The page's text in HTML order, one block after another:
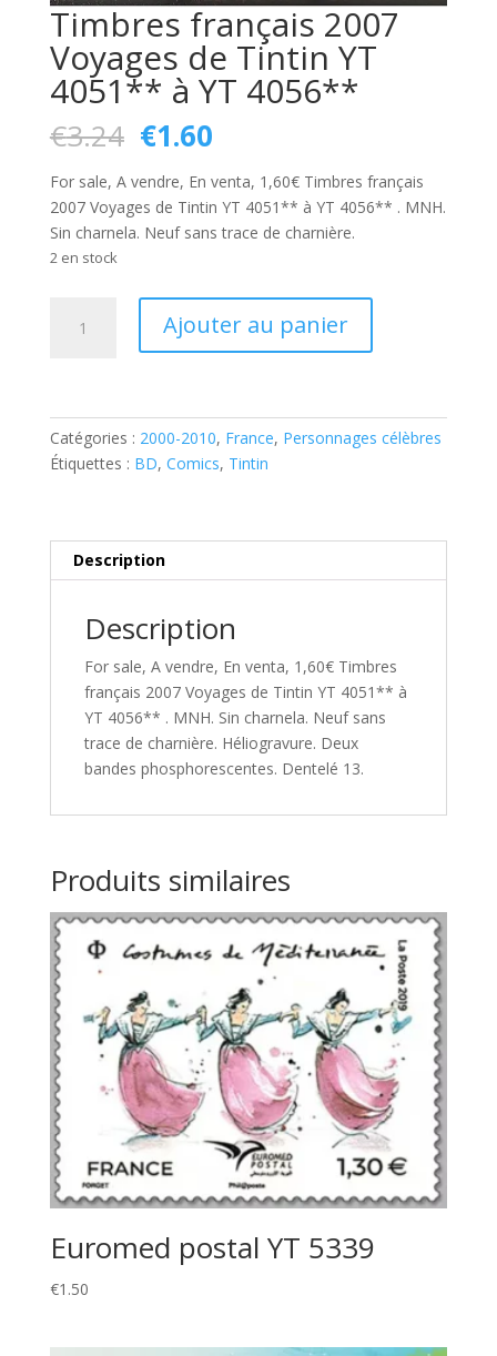
Timbres français 2007
Voyages de Tintin YT
4051** à YT 4056**
€3.24 Le
prix
initial
était :
€3.24.
€1.60Le
actuel
est :
€1.60.
For sale, A vendre, En venta, 1,60€ Timbres français
2007 Voyages de Tintin YT 4051** à YT 4056** . MNH.
Sin charnela. Neuf sans trace de charnière.
2 en stock
Voyages
de
4051**
4056**
Ajouter au panier
Catégories : 2000-2010, France, Personnages célèbres
Étiquettes : BD, Comics, Tintin
Description
Description
For sale, A vendre, En venta, 1,60€ Timbres
français 2007 Voyages de Tintin YT 4051** à
YT 4056** . MNH. Sin charnela. Neuf sans
trace de charnière. Héliogravure. Deux
bandes phosphorescentes. Dentelé 13.
Produits similaires
Euromed postal YT 5339
€1.50